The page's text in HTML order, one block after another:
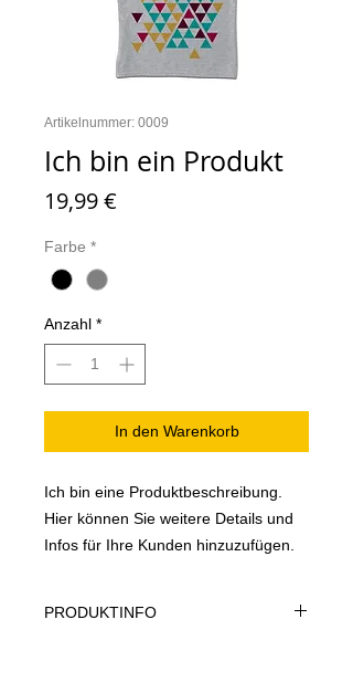
Artikelnummer: 0009
Ich bin ein Produkt
19,99 €
Farbe *
Anzahl *
In den Warenkorb
Ich bin eine Produktbeschreibung.
Hier können Sie weitere Details und
Infos für Ihre Kunden hinzuzufügen.
PRODUKTINFO